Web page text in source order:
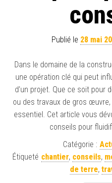
Publié le 28 mai
Dans le domaine de la
une opération clé qui peut
d’un projet. Que ce soit pour
ou des travaux de gros
essentiel. Cet article vous
conseils pour
Catégorie :
Étiqueté chantier, conseils,
de terre,